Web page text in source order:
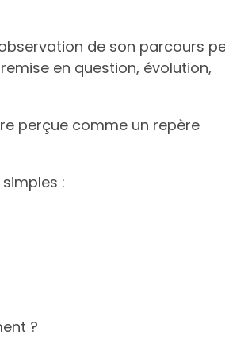
de son parcours
en question, évolution,
perçue comme un repère
:
?